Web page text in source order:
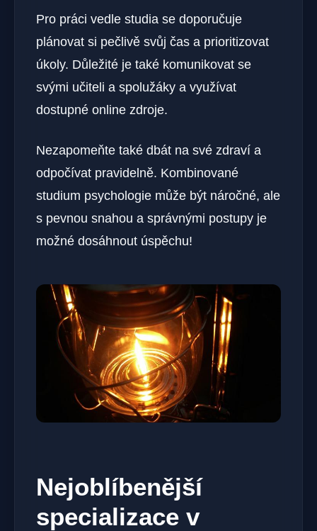
Pro práci vedle studia se doporučuje
plánovat si pečlivě svůj čas a prioritizovat
úkoly. Důležité je také komunikovat se
svými učiteli a spolužáky a využívat
dostupné online zdroje.
Nezapomeňte také dbát na své zdraví a
odpočívat pravidelně. Kombinované
studium psychologie může být náročné, ale
s pevnou snahou a správnými postupy je
možné dosáhnout úspěchu!
Nejoblíbenější
specializace v